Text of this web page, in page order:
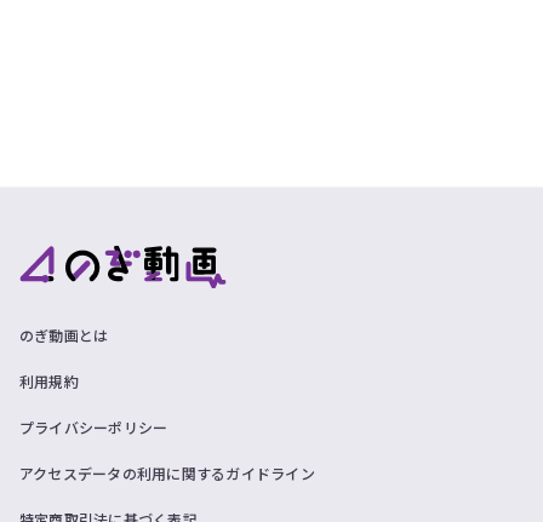
のぎ動画とは
利用規約
プライバシーポリシー
アクセスデータの利用に関するガイドライン